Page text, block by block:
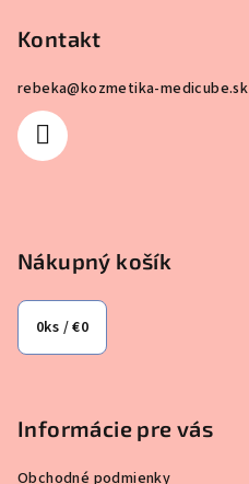
Kontakt
rebeka@kozmetika-medicube.sk
Nákupný košík
0ks /€0
Informácie pre vás
Obchodné podmienky